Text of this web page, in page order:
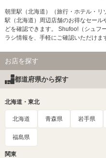
朝里駅（北海道）（旅行・ホテル・
駅（北海道）周辺店舗のお得なセー
どを確認できます。 Shufoo!（シュフ
ラシ情報を、手軽にご確認いただけま
お店を探す
都道府県から探す
北海道・東北
北海道 青森県 岩手県
福島県
関東